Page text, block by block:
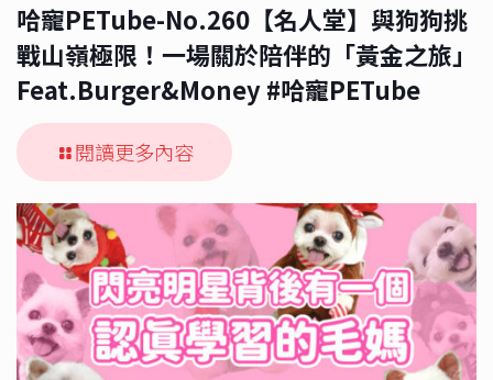
哈寵PETube-No.260【名人堂】與狗狗挑
戰山嶺極限！一場關於陪伴的「黃金之旅」
Feat.Burger&Money #哈寵PETube
閱讀更多內容